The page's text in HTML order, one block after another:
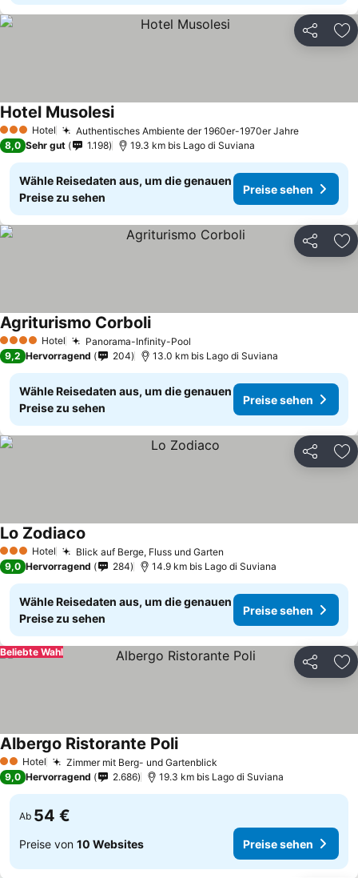
Teilen
3 SterneHotel Authentisches Ambiente der 1960er-1970er Jahre
Hotel Musolesi
8,0 Sehr gut 1.198 19.3 km bis Lago di Suviana
Wähle Reisedaten aus, um die genauen
Preise zu sehen
Preise sehen
Teilen
4 Sterne Hotel Panorama-Infinity-Pool
Agriturismo Corboli
9,2 Hervorragend 204 13.0 km bis Lago di Suviana
Wähle Reisedaten aus, um die genauen
Preise zu sehen
Preise sehen
Teilen
3 SterneHotel Blick auf Berge, Fluss und Garten
Lo Zodiaco
9,0 Hervorragend 284 14.9 km bis Lago di Suviana
Wähle Reisedaten aus, um die genauen
Preise zu sehen
Preise sehen
Teilen
Beliebte Wahl
2 Sterne
Hotel Zimmer mit Berg- und Gartenblick
Albergo Ristorante Poli
9,0 Hervorragend 2.686 19.3 km bis Lago di Suviana
Ab 54 €
Preise von 10 Websites Preise sehen